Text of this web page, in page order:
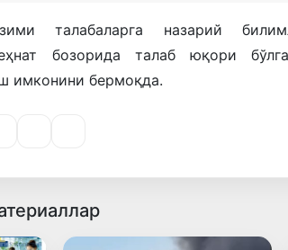
талабаларга назарий
бозорида талаб юқори
имконини бермоқда.